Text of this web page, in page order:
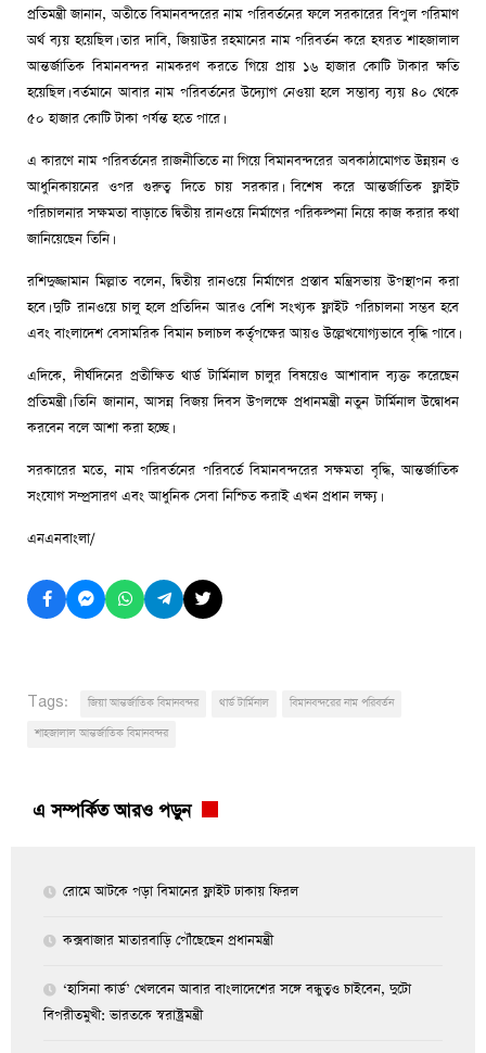
প্রতিমন্ত্রী জানান, অতীতে বিমানবন্দরের নাম পরিবর্তনের ফলে সরকারের বিপুল পরিমাণ
অর্থ ব্যয় হয়েছিল। তার দাবি, জিয়াউর রহমানের নাম পরিবর্তন করে হযরত শাহজালাল
আন্তর্জাতিক বিমানবন্দর নামকরণ করতে গিয়ে প্রায় ১৬ হাজার কোটি টাকার ক্ষতি
হয়েছিল। বর্তমানে আবার নাম পরিবর্তনের উদ্যোগ নেওয়া হলে সম্ভাব্য ব্যয় ৪০ থেকে
৫০ হাজার কোটি টাকা পর্যন্ত হতে পারে।
এ কারণে নাম পরিবর্তনের রাজনীতিতে না গিয়ে বিমানবন্দরের অবকাঠামোগত উন্নয়ন ও
আধুনিকায়নের ওপর গুরুত্ব দিতে চায় সরকার। বিশেষ করে আন্তর্জাতিক ফ্লাইট
পরিচালনার সক্ষমতা বাড়াতে দ্বিতীয় রানওয়ে নির্মাণের পরিকল্পনা নিয়ে কাজ করার কথা
জানিয়েছেন তিনি।
রশিদুজ্জামান মিল্লাত বলেন, দ্বিতীয় রানওয়ে নির্মাণের প্রস্তাব মন্ত্রিসভায় উপস্থাপন করা
হবে। দুটি রানওয়ে চালু হলে প্রতিদিন আরও বেশি সংখ্যক ফ্লাইট পরিচালনা সম্ভব হবে
এবং বাংলাদেশ বেসামরিক বিমান চলাচল কর্তৃপক্ষের আয়ও উল্লেখযোগ্যভাবে বৃদ্ধি পাবে।
এদিকে, দীর্ঘদিনের প্রতীক্ষিত থার্ড টার্মিনাল চালুর বিষয়েও আশাবাদ ব্যক্ত করেছেন
প্রতিমন্ত্রী। তিনি জানান, আসন্ন বিজয় দিবস উপলক্ষে প্রধানমন্ত্রী নতুন টার্মিনাল উদ্বোধন
করবেন বলে আশা করা হচ্ছে।
সরকারের মতে, নাম পরিবর্তনের পরিবর্তে বিমানবন্দরের সক্ষমতা বৃদ্ধি, আন্তর্জাতিক
সংযোগ সম্প্রসারণ এবং আধুনিক সেবা নিশ্চিত করাই এখন প্রধান লক্ষ্য।
এনএনবাংলা/
Tags: জিয়া আন্তর্জাতিক বিমানবন্দর থার্ড টার্মিনাল
বিমানবন্দরের নাম পরিবর্তন
শাহজালাল আন্তর্জাতিক বিমানবন্দর
এ সম্পর্কিত আরও পড়ুন
রোমে আটকে পড়া বিমানের ফ্লাইট ঢাকায় ফিরল
কক্সবাজার মাতারবাড়ি পৌঁছেছেন প্রধানমন্ত্রী
‘হাসিনা কার্ড’ খেলবেন আবার বাংলাদেশের সঙ্গে বন্ধুত্বও চাইবেন, দুটো
বিপরীতমুখী: ভারতকে স্বরাষ্ট্রমন্ত্রী